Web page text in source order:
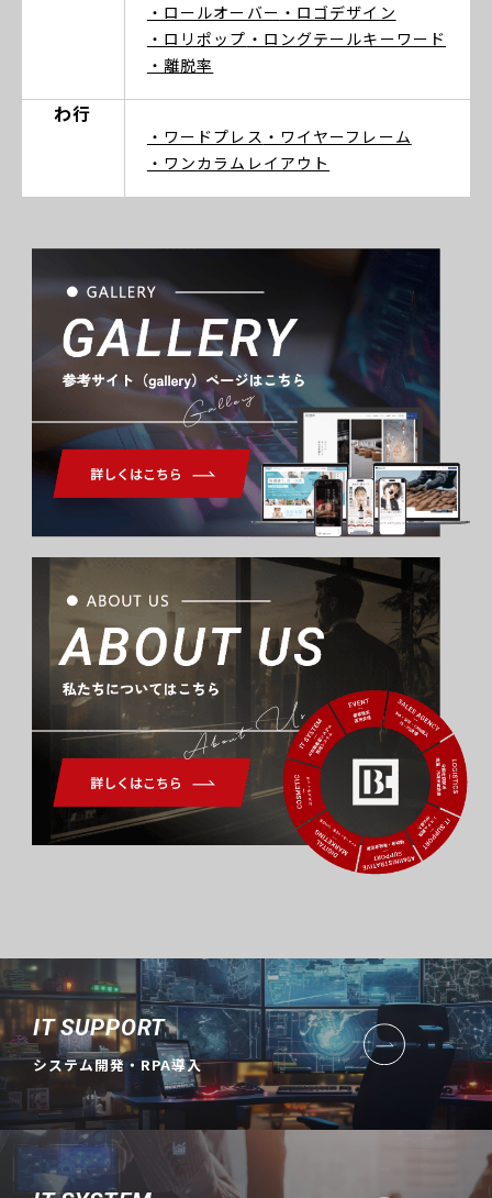
・ロールオーバー ・ロゴデザイン
・ロリポップ ・ロングテールキーワード
・離脱率
わ行
・ワードプレス ・ワイヤーフレーム
・ワンカラムレイアウト
Gallery
About Us
IT SUPPORT
システム開発・RPA導入